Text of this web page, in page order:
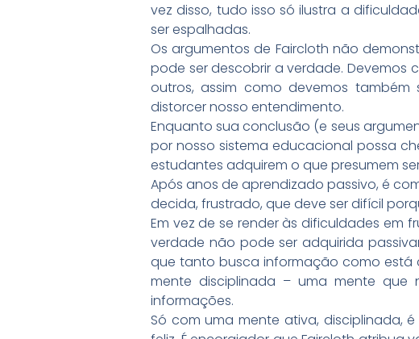
vez disso, tudo isso só ilustra a
ser espalhadas.
Os argumentos de Faircloth não
pode ser descobrir a verdade.
outros, assim como devemos
distorcer nosso entendimento.
Enquanto sua conclusão (e seus
por nosso sistema educacional possa
estudantes adquirem o que presumem
Após anos de aprendizado passivo, é
decida, frustrado, que deve ser difícil
Em vez de se render às dificuldades em
verdade não pode ser adquirida
que tanto busca informação como está
mente disciplinada – uma mente que
informações.
Só com uma mente ativa, disciplinada,